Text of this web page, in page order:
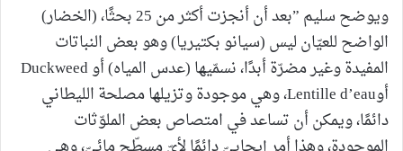
ويوضح سليم ”بعد أن أنجزت أكثر من 25 بحثًا، (الخضار)
الواضح للعيّان ليس (سيانو بكتيريا) وهو بعض النباتات
المفيدة وغير مضرّة أبدًا، نسمّيها (عدس المياه) أو Duckweed
أوLentille d’eau، وهي موجودة وتزيلها مصلحة الليطاني
دائمًا، ويمكن أن تساعد في امتصاص بعض الملوّثات